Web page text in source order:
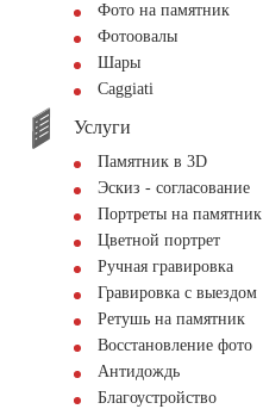
Фото на памятник
Фотоовалы
Шары
Сaggiati
Услуги
Памятник в 3D
Эскиз - согласование
Портреты на памятник
Цветной портрет
Ручная гравировка
Гравировка с выездом
Ретушь на памятник
Восстановление фото
Антидождь
Благоустройство